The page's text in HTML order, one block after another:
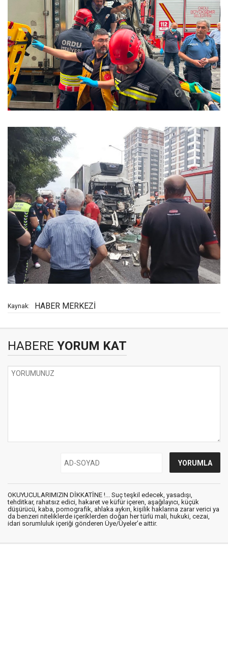
Kaynak: HABER MERKEZİ
HABERE YORUM KAT
OKUYUCULARIMIZIN DİKKATİNE !... Suç teşkil edecek, yasadışı,
tehditkar, rahatsız edici, hakaret ve küfür içeren, aşağılayıcı, küçük
düşürücü, kaba, pornografik, ahlaka aykırı, kişilik haklarına zarar verici ya
da benzeri niteliklerde içeriklerden doğan her türlü mali, hukuki, cezai,
idari sorumluluk içeriği gönderen Üye/Üyeler’e aittir.